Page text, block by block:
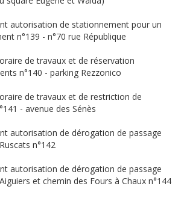
autorisation de stationnement pour un
n°139 - n°70 rue République
de travaux et de réservation
n°140 - parking Rezzonico
de travaux et de restriction de
- avenue des Sénès
autorisation de dérogation de passage
n°142
autorisation de dérogation de passage
et chemin des Fours à Chaux n°144